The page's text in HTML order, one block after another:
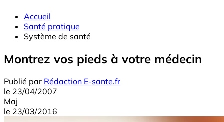
Accueil
Santé pratique
Système de santé
Montrez vos pieds à votre médecin
Publié par Rédaction E-sante.fr
le 23/04/2007
Maj
le 23/03/2016